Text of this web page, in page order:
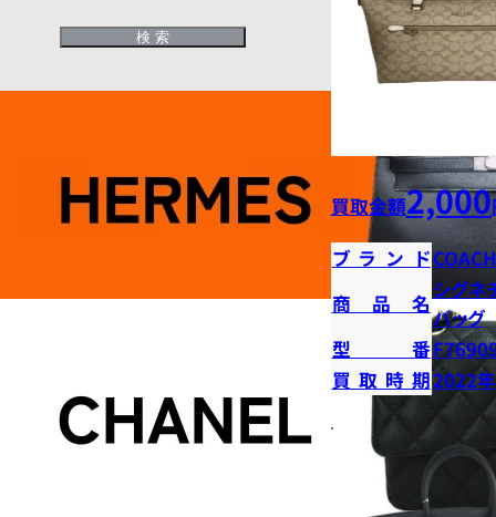
買取金額2,000
ブランドCOACH
商品名
シグネ
バッグ
型番
買取時期2022